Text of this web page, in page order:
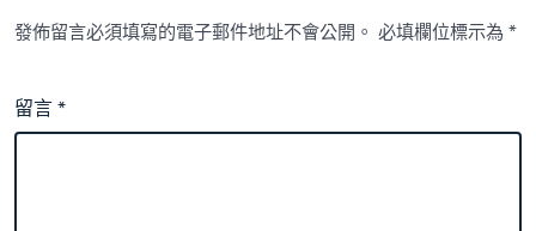
發佈留言必須填寫的電子郵件地址不會公開。 必填欄位標示為*
留言*